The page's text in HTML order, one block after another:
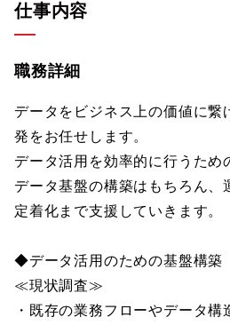
仕事内容
職務詳細
データをビジネス上の価値に繋
発をお任せします。
データ活用を効率的に行うため
データ基盤の構築はもちろん、
定着化まで支援していきます。
◆データ活用のための基盤構築
≪現状調査≫
・既存の業務フローやデータ